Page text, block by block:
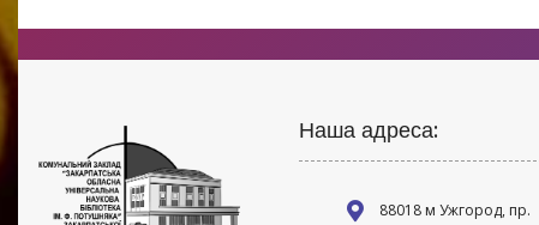
Наша адреса:
88018 м Ужгород, пр.